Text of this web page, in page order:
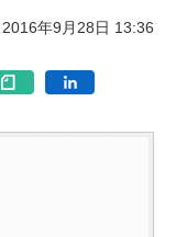
2016年9月28日 13:36